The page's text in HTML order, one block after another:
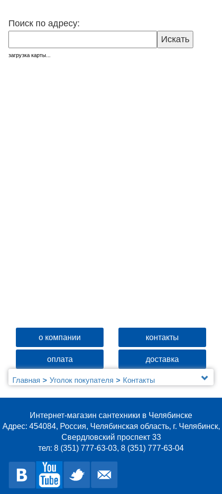
Поиск по адресу:
загрузка карты...
о компании контакты
оплата доставка
Главная Уголок покупателя Контакты
Интернет-магазин сантехники в Челябинске
Адрес: 454084, Россия, Челябинская область, г. Челябинск,
Свердловский проспект 33
тел: 8 (351) 777-63-03, 8 (351) 777-63-04